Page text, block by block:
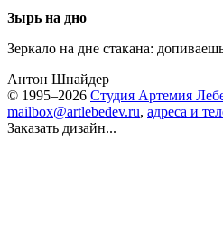
Зырь на дно
Зеркало на дне стакана:
Антон Шнайдер
© 1995–2026 Студия Артемия
mailbox@artlebedev.ru, адреса и
Заказать дизайн...